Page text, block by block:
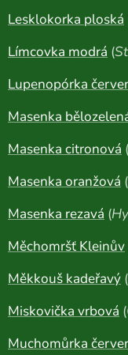
Lesklokorka ploská
Límcovka modrá (
Lupenopórka
Masenka
Masenka citronová (
Masenka oranžová (
Masenka rezavá (
Měchomršť Kleinův
Měkkouš kadeřavý (
Miskovička vrbová (
Muchomůrka